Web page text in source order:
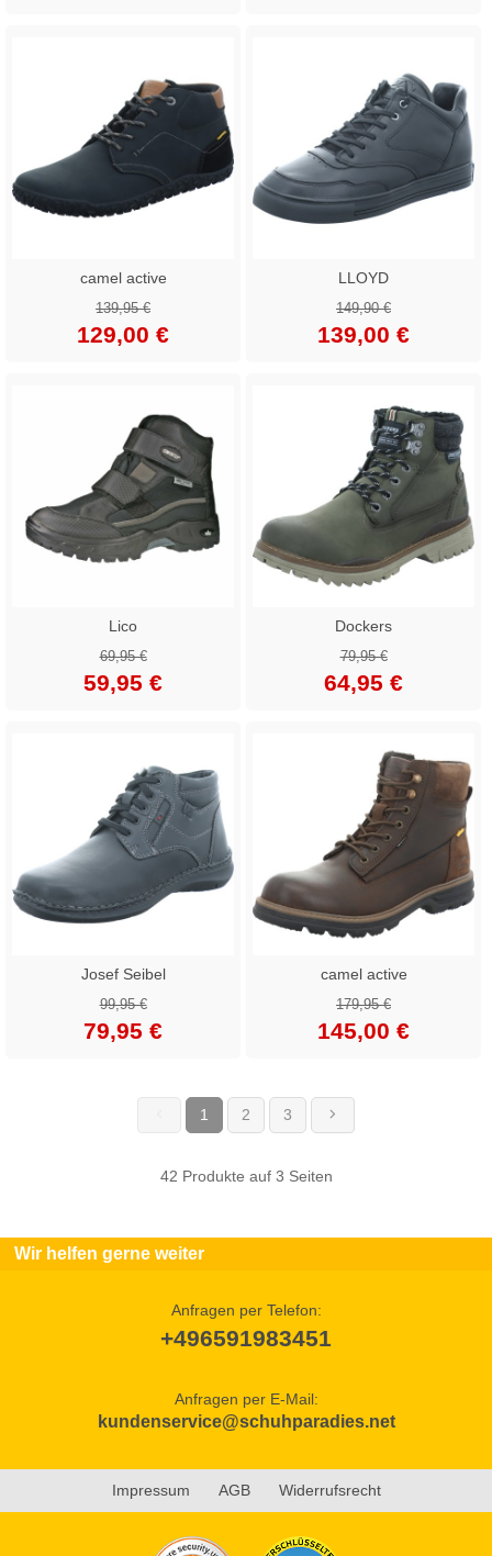
camel active
139,95 €
129,00 €
LLOYD
149,90 €
139,00 €
Lico
69,95 €
59,95 €
Dockers
79,95 €
64,95 €
Josef Seibel
99,95 €
79,95 €
camel active
179,95 €
145,00 €
1 (current)
2 3
42 Produkte auf 3 Seiten
Wir helfen gerne weiter
Anfragen per Telefon:
+496591983451
Anfragen per E-Mail:
kundenservice@schuhparadies.net
Impressum AGB Widerrufsrecht